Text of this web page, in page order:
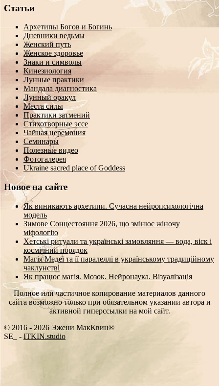
Статьи
Архетипы Богов и Богинь
Дневники ведьмы
Женский путь
Женское здоровье
Знаки и символы
Кинезиология
Лунные практики
Мандала диагностика
Лунный оракул
Места силы
Практики затмений
Стихотворные эссе
Чайная церемония
Семинары
Полезные видео
Фотогалерея
Ukraine sacred place of Goddess
Новое на сайте
Як виникають архетипи. Сучасна нейропсихологічна
модель
Зимове Сонцестояння 2026, що змінює жіночу
міфологію
Хетські ритуали та українські замовляння — вода, віск і
космічний порядок
Магія Медеї та її паралеллі в українському традиційному
чаклунстві
Як працює магія. Мозок. Нейронаука. Візуалізація
Полное или частичное копирование материалов данного
сайта возможно только при обязательном указании автора и
активной гиперссылки на мой сайт.
© 2016 - 2026 Эжени МакКвин®
SEO -ITKIN.studio